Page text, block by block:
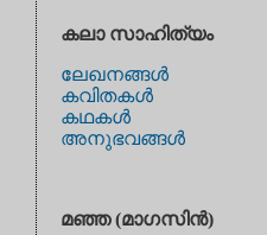
കലാ സാഹിത്യം
ലേഖനങ്ങള്‍
കവിതകള്‍
കഥകള്‍
അനുഭവങ്ങള്‍
മഞ്ഞ (മാഗസിന്‍)